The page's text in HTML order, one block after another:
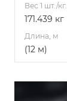
Вес 1 шт./кг.
171.439 кг
Длина, м
(12 м)